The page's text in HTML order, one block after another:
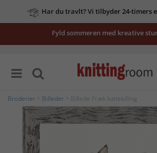
Har du travlt? Vi tilbyder 24-timers
Fyld sommeren med kreative
Broderier Billeder > Billede Fræk kattekilling